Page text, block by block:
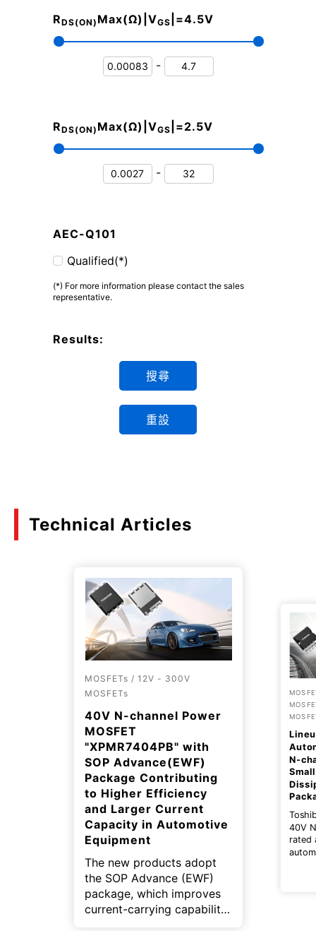
RDS(ON) Max(Ω)|VGS |=4.5V
-
RDS(ON) Max(Ω)|VGS |=2.5V
-
AEC-Q101
Qualified(*)
(*) For more information please contact the sales
representative.
Results:
搜尋
重設
Technical Articles
MOSFETs / 12V - 300V
MOSFETs
40V N-channel Power
MOSFET
"XPMR7404PB" with
SOP Advance(EWF)
Package Contributing
to Higher Efficiency
and Larger Current
Capacity in Automotive
Equipment
The new products adopt
the SOP Advance (EWF)
package, which improves
current-carrying capability
40V
rated